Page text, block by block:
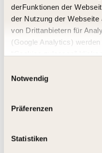
derFunktionen der
der Nutzung der
von Drittanbietern für
(Google Analytics)
erfahren Sie in unserer
Notwendig
Präferenzen
Statistiken